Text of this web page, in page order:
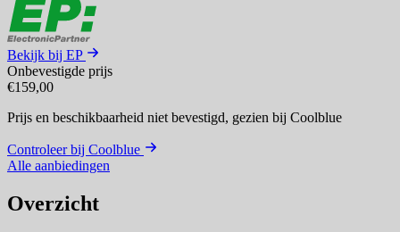
Bekijk bij EP
Onbevestigde prijs
€159,00
Prijs en beschikbaarheid niet bevestigd, gezien bij Coolblue
Controleer bij Coolblue
Alle aanbiedingen
Overzicht